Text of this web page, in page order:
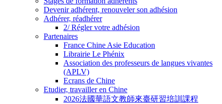
Devenir adhérent, renouveler son adhésion
Adhérer, réadhérer
2/ Régler votre adhésion
Partenaires
France Chine Asie Education
Librairie Le Phénix
Association des professeurs de langues vivantes
(APLV)
Ecrans de Chine
Etudier, travailler en Chine
2026法國華語文教師來臺研習培訓課程